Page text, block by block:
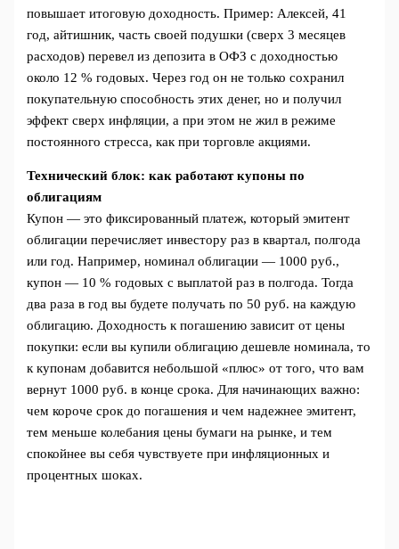
повышает итоговую доходность. Пример: Алексей, 41
год, айтишник, часть своей подушки (сверх 3 месяцев
расходов) перевел из депозита в ОФЗ с доходностью
около 12 % годовых. Через год он не только сохранил
покупательную способность этих денег, но и получил
эффект сверх инфляции, а при этом не жил в режиме
постоянного стресса, как при торговле акциями.
Технический блок: как работают купоны по
облигациям
Купон — это фиксированный платеж, который эмитент
облигации перечисляет инвестору раз в квартал, полгода
или год. Например, номинал облигации — 1000 руб.,
купон — 10 % годовых с выплатой раз в полгода. Тогда
два раза в год вы будете получать по 50 руб. на каждую
облигацию. Доходность к погашению зависит от цены
покупки: если вы купили облигацию дешевле номинала, то
к купонам добавится небольшой «плюс» от того, что вам
вернут 1000 руб. в конце срока. Для начинающих важно:
чем короче срок до погашения и чем надежнее эмитент,
тем меньше колебания цены бумаги на рынке, и тем
спокойнее вы себя чувствуете при инфляционных и
процентных шоках.